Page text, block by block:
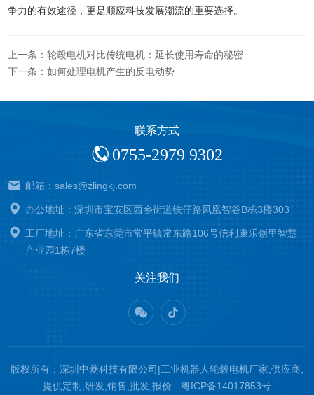
争力的有效途径，更是顺应科技发展潮流的重要选择。
上一条：轮毂电机对比传统电机：延长使用寿命的秘密
下一条：如何处理电机产生的反电动势
联系方式
0755-2979 9302
邮箱：sales@zlingkj.com
办公地址：深圳市宝安区西乡街道铁仔路凤凰智谷B栋3楼303
工厂地址：广东省东莞市常平镇常东路106号信利康乐创里智慧
产业园1栋7楼
关注我们
版权所有：深圳中菱科技有限公司|工业机器人轮毂电机厂家,供应商,
提供定制,研发,销售,批发,报价. 粤ICP备14017853号